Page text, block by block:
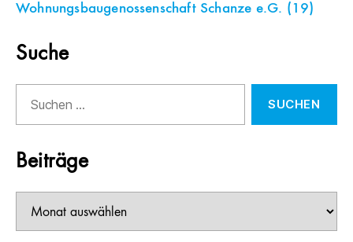
Wohnungsbaugenossenschaft Schanze e.G. (19)
Suche
nach:
Beiträge